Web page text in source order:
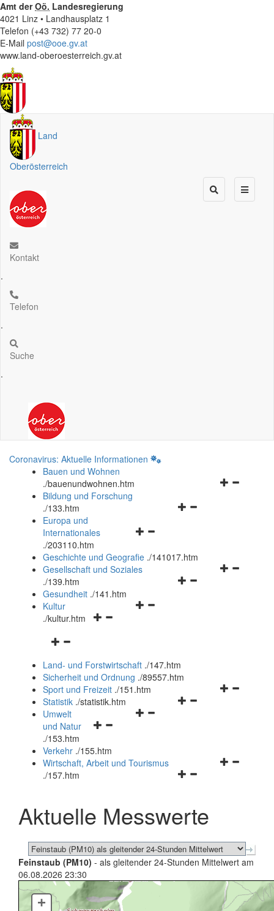
Amt derOö. Landesregierung
4021 Linz • Landhausplatz 1
Telefon (+43 732) 77 20-0
E-Mail post@ooe.gv.at
www.land-oberoesterreich.gv.at
Land
Oberösterreich
Kontakt
.
Telefon
.
Suche
.
Coronavirus: Aktuelle Informationen
Bauen und Wohnen
./bauenundwohnen.htm
Navigationsmenü
Bildung und Forschung
./133.htm
Navigationsmenü
und
schließen
Europa und
Internationales
./203110.htm
Geschichte und Geografie ./141017.htm
Navigationsmenü
Gesellschaft und Soziales
./139.htm
Navigationsmenü
Gesundheit ./141.htm
Navigationsmenü
Kultur
./kultur.htm
Navigationsmenü
und
schließen
Land- und Forstwirtschaft ./147.htm
Sicherheit und Ordnung ./89557.htm
Navigationsmenü
Sport und Freizeit ./151.htm
Navigationsmenü
Statistik ./statistik.htm
Navigationsmenü
und
schließen
Umwelt
und Natur
./153.htm
Verkehr ./155.htm
Navigationsmenü
schließen
Wirtschaft, Arbeit und Tourismus
./157.htm
Aktuelle Messwerte
Feinstaub (PM10) - als gleitender 24-Stunden Mittelwert am
06.08.2026 23:30
+